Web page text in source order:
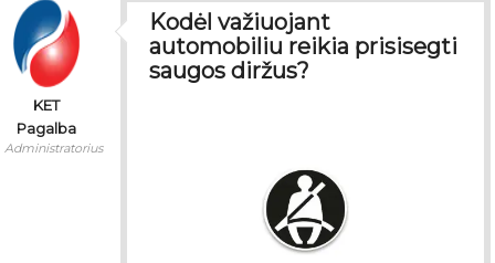
KET
Pagalba
Administratorius
Kodėl važiuojant
automobiliu reikia prisisegti
saugos diržus?